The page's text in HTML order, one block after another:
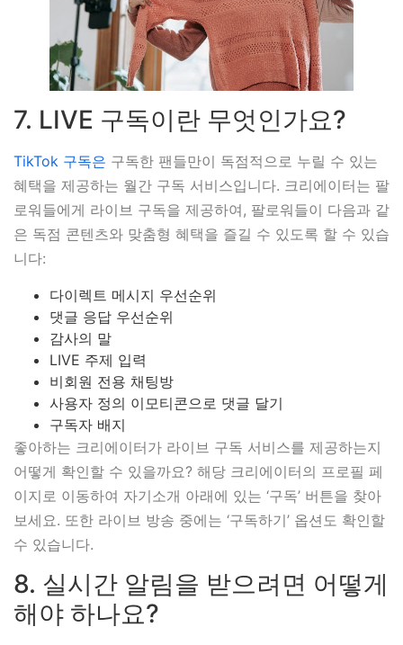
7. LIVE 구독이란 무엇인가요?
TikTok 구독은 구독한 팬들만이 독점적으로 누릴 수 있는
혜택을 제공하는 월간 구독 서비스입니다. 크리에이터는 팔
로워들에게 라이브 구독을 제공하여, 팔로워들이 다음과 같
은 독점 콘텐츠와 맞춤형 혜택을 즐길 수 있도록 할 수 있습
니다:
다이렉트 메시지 우선순위
댓글 응답 우선순위
감사의 말
LIVE 주제 입력
비회원 전용 채팅방
사용자 정의 이모티콘으로 댓글 달기
구독자 배지
좋아하는 크리에이터가 라이브 구독 서비스를 제공하는지
어떻게 확인할 수 있을까요? 해당 크리에이터의 프로필 페
이지로 이동하여 자기소개 아래에 있는 ‘구독’ 버튼을 찾아
보세요. 또한 라이브 방송 중에는 ‘구독하기’ 옵션도 확인할
수 있습니다.
8. 실시간 알림을 받으려면 어떻게
해야 하나요?